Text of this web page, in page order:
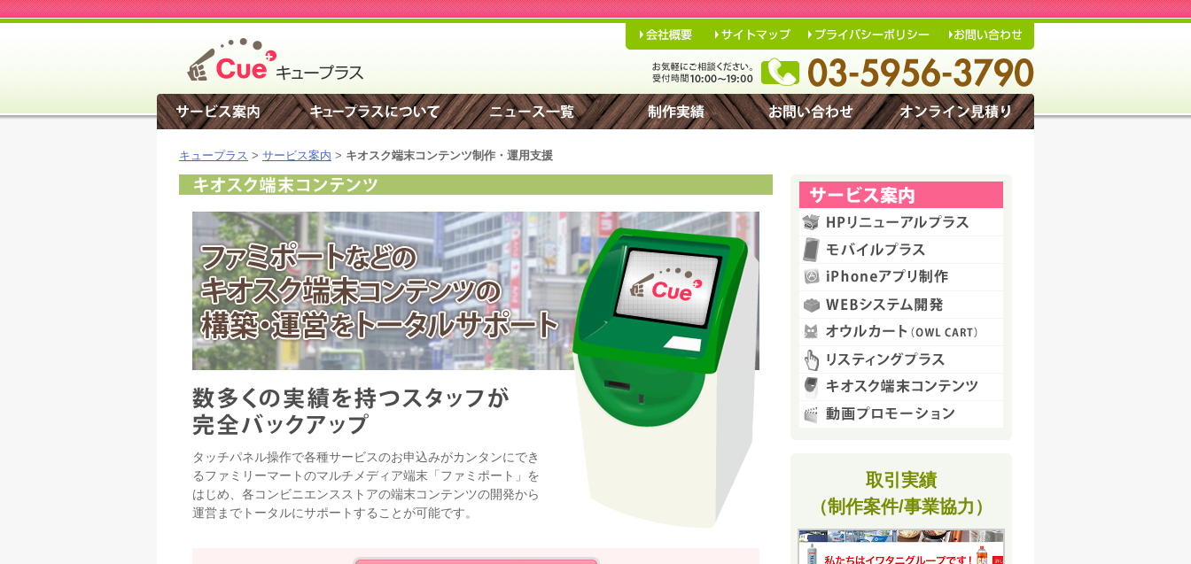
キュープラス > サービス案内 > キオスク端末コンテンツ制作・運用支援
タッチパネル操作で各種サービスのお申込みがカンタンにでき
るファミリーマートのマルチメディア端末「ファミポート」を
はじめ、各コンビニエンスストアの端末コンテンツの開発から
運営までトータルにサポートすることが可能です。
取引実績
（制作案件/事業協力）